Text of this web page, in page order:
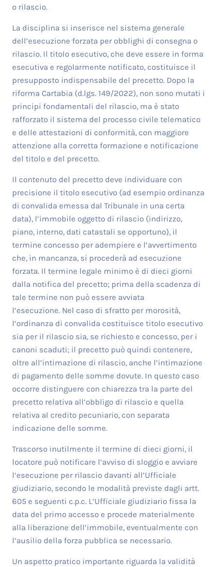
o rilascio.
La disciplina si inserisce nel sistema generale
dell’esecuzione forzata per obblighi di consegna o
rilascio. Il titolo esecutivo, che deve essere in forma
esecutiva e regolarmente notificato, costituisce il
presupposto indispensabile del precetto. Dopo la
riforma Cartabia (d.lgs. 149/2022), non sono mutati i
principi fondamentali del rilascio, ma è stato
rafforzato il sistema del processo civile telematico
e delle attestazioni di conformità, con maggiore
attenzione alla corretta formazione e notificazione
del titolo e del precetto.
Il contenuto del precetto deve individuare con
precisione il titolo esecutivo (ad esempio ordinanza
di convalida emessa dal Tribunale in una certa
data), l’immobile oggetto di rilascio (indirizzo,
piano, interno, dati catastali se opportuno), il
termine concesso per adempiere e l’avvertimento
che, in mancanza, si procederà ad esecuzione
forzata. Il termine legale minimo è di dieci giorni
dalla notifica del precetto; prima della scadenza di
tale termine non può essere avviata
l’esecuzione. Nel caso di sfratto per morosità,
l’ordinanza di convalida costituisce titolo esecutivo
sia per il rilascio sia, se richiesto e concesso, per i
canoni scaduti; il precetto può quindi contenere,
oltre all’intimazione di rilascio, anche l’intimazione
di pagamento delle somme dovute. In questo caso
occorre distinguere con chiarezza tra la parte del
precetto relativa all’obbligo di rilascio e quella
relativa al credito pecuniario, con separata
indicazione delle somme.
Trascorso inutilmente il termine di dieci giorni, il
locatore può notificare l’avviso di sloggio e avviare
l’esecuzione per rilascio davanti all’Ufficiale
giudiziario, secondo le modalità previste dagli artt.
605 e seguenti c.p.c. L’Ufficiale giudiziario fissa la
data del primo accesso e procede materialmente
alla liberazione dell’immobile, eventualmente con
l’ausilio della forza pubblica se necessario.
Un aspetto pratico importante riguarda la validità